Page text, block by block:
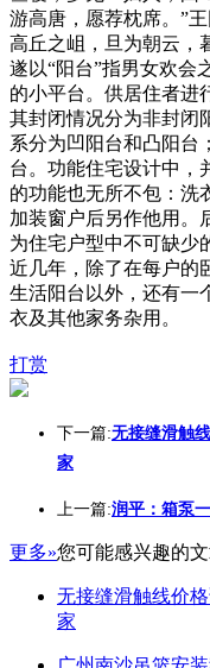
游高唐，愿荐枕席。”
高丘之岨，旦为朝云，
遂以“阳台”指男女欢会
的小平台。供居住者进
其封闭情况分为非封闭
系分为凹阳台和凸阳台
台。功能住宅设计中，
的功能也无所不包：洗
加装窗户后另作他用。
为住宅户型中不可缺少
近几年，除了在每户的
生活阳台以外，还有一
衣及其他家务杂用。
打赏
下一篇:无接缝滑触
家
上一篇:润平：箱泵
更多»您可能感兴趣的
无接缝滑触线价
家